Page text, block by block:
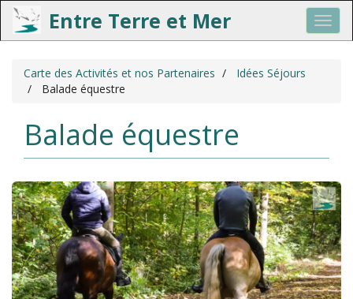
contenu
Entre Terre et Mer
Carte des Activités et nos Partenaires
Idées Séjours
Balade équestre
Balade équestre